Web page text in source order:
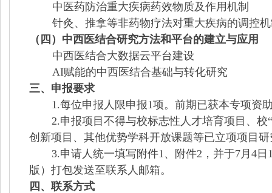
中医药防治重大疾病药效物质及作用机制
针灸、推拿等非药物疗法对重大疾病的调控
（四）中西医结合研究方法和平台的建立与应用
中西医结合大数据云平台建设
AI赋能的中西医结合基础与转化研究
三、申报要求
1.每位申报人限申报1项。前期已获本专项资
2.申报项目不得与校标志性人才培育项目、
创新项目、其他优势学科开放课题等已立项项目
3.申请人统一填写附件1、附件2，并于7月4
版）打包发送至联系人邮箱。
四、联系方式